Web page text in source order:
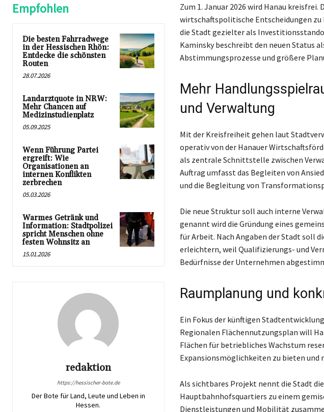
Empfohlen
Die besten Fahrradwege
in der Hessischen Rhön:
Entdecke die schönsten
Routen
28.07.2026
Landarztquote in NRW:
Mehr Chancen auf
Medizinstudienplatz
05.09.2025
Wenn Führung Partei
ergreift: Wie
Organisationen an
internen Konflikten
zerbrechen
05.03.2026
Warmes Getränk und
Information: Stadtpolizei
spricht Menschen ohne
festen Wohnsitz an
15.01.2026
redaktion
https://hessischer-bote.de
Der Bote für Land, Leute und Leben in
Hessen.
Zum 1. Januar 2026 wird Hanau
wirtschaftspolitische Entscheidungen
die Stadt gezielter als
Kaminsky beschreibt den neuen Status
Abstimmungsprozesse und größere
Mehr
und Verwaltung
Mit der Kreisfreiheit gehen laut
operativ von der Hanauer
als zentrale Schnittstelle zwischen
Auftrag umfasst das Begleiten von
und die Begleitung von
Die neue Struktur soll auch interne
genannt wird die Gründung eines
für Arbeit. Nach Angaben der Stadt soll
erleichtern, weil Qualifizierungs- und
Bedürfnisse der Unternehmen
Raumplanung und
Ein Fokus der künftigen
Regionalen Flächennutzungsplan will
Flächen für betriebliches Wachstum
Expansionsmöglichkeiten zu bieten und
Als sichtbares Projekt nennt die Stadt
Hauptbahnhofsquartiers zu einem
Dienstleistungen und Mobilität